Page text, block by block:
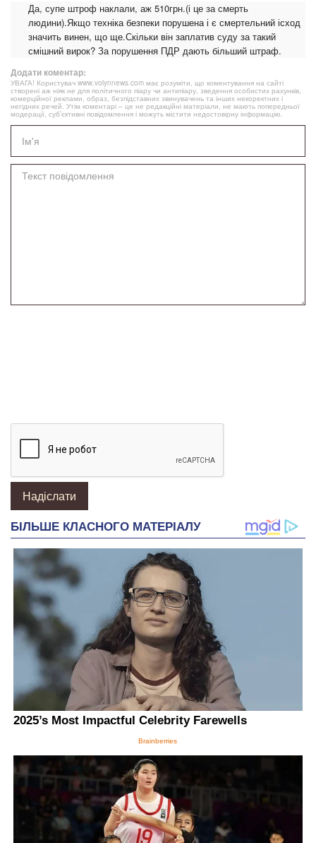
Да, супе штроф наклали, аж 510грн.(і це за смерть
людини).Якщо техніка безпеки порушена і є смертельний ісход
значить винен, що ще.Скільки він заплатив суду за такий
смішний вирок? За порушення ПДР дають більший штраф.
Додати коментар:
УВАГА! Користувач www.volynnews.com має розуміти, що коментування на сайті
створені аж ніяк не для політичного піару чи антипіару, зведення особистих рахунків,
комерційної реклами, образ, безпідставних звинувачень та інших некоректних і
негідних речей. Утім коментарі – це не редакційні матеріали, не мають попередньої
модерації, суб’єктивні повідомлення і можуть містити недостовірну інформацію.